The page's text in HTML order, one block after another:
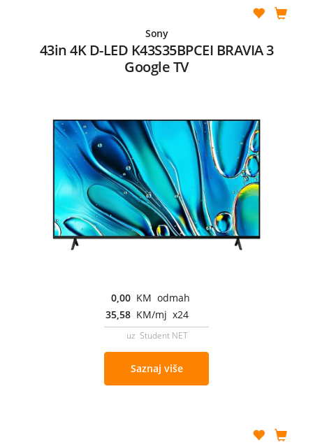
Sony
43in 4K D-LED K43S35BPCEI BRAVIA 3
Google TV
0,00 KM odmah
35,58 KM/mj x24
uz Student NET
Saznaj više